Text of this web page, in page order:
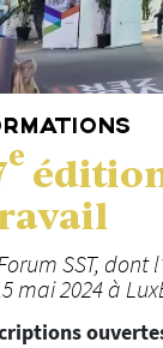
e
SST,
mai 2024 à